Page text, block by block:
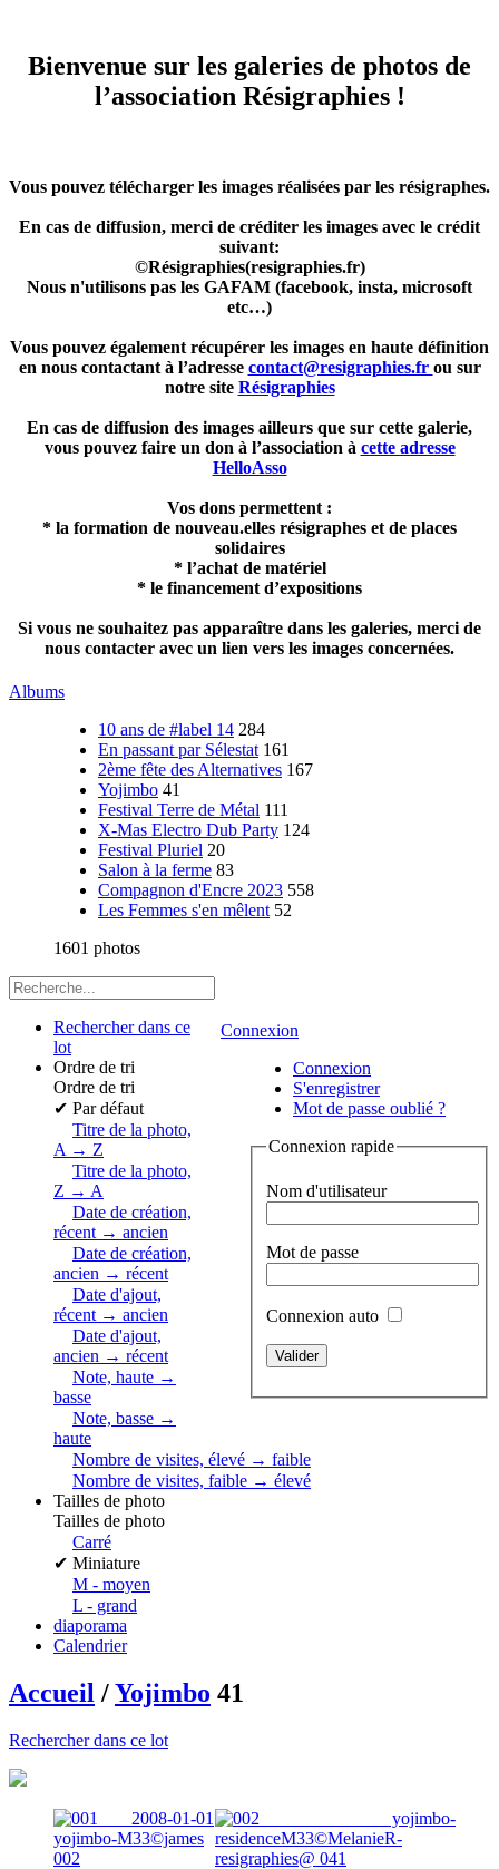
Bienvenue sur les galeries de photos de
l’association Résigraphies !
Vous pouvez télécharger les images réalisées par les résigraphes.
En cas de diffusion, merci de créditer les images avec le crédit
suivant:
©Résigraphies(resigraphies.fr)
Nous n'utilisons pas les GAFAM (facebook, insta, microsoft
etc…)
Vous pouvez également récupérer les images en haute définition
en nous contactant à l’adresse contact@resigraphies.fr ou sur
notre site Résigraphies
En cas de diffusion des images ailleurs que sur cette galerie,
vous pouvez faire un don à l’association à cette adresse
HelloAsso
Vos dons permettent :
* la formation de nouveau.elles résigraphes et de places
solidaires
* l’achat de matériel
* le financement d’expositions
Si vous ne souhaitez pas apparaître dans les galeries, merci de
nous contacter avec un lien vers les images concernées.
Albums
10 ans de #label 14 284
En passant par Sélestat 161
2ème fête des Alternatives 167
Yojimbo 41
Festival Terre de Métal 111
X-Mas Electro Dub Party 124
Festival Pluriel 20
Salon à la ferme 83
Compagnon d'Encre 2023 558
Les Femmes s'en mêlent 52
1601 photos
Connexion
Connexion
S'enregistrer
Mot de passe oublié ?
Connexion rapide
Nom d'utilisateur
Mot de passe
Connexion auto
Rechercher dans ce
lot
Ordre de tri
Ordre de tri
✔ Par défaut
Titre de la photo,
A → Z
Titre de la photo,
Z → A
Date de création,
récent → ancien
Date de création,
ancien → récent
Date d'ajout,
récent → ancien
Date d'ajout,
ancien → récent
Note, haute →
basse
Note, basse →
haute
Nombre de visites, élevé → faible
Nombre de visites, faible → élevé
Tailles de photo
Tailles de photo
Carré
✔ Miniature
M - moyen
L - grand
diaporama
Calendrier
Accueil /Yojimbo 41
Rechercher dans ce lot